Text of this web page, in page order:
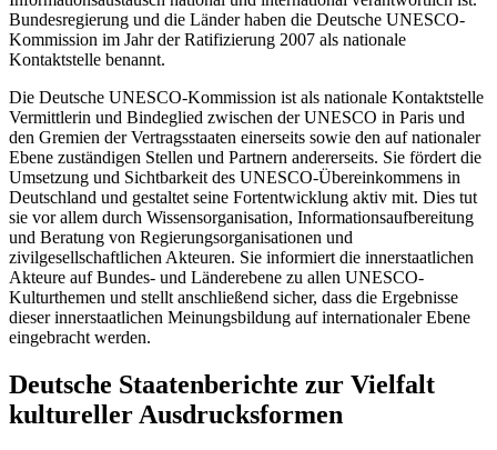
Bundesregierung und die Länder haben die Deutsche UNESCO-
Kommission im Jahr der Ratifizierung 2007 als nationale
Kontaktstelle benannt.
Die Deutsche UNESCO-Kommission ist als nationale Kontaktstelle
Vermittlerin und Bindeglied zwischen der UNESCO in Paris und
den Gremien der Vertragsstaaten einerseits sowie den auf nationaler
Ebene zuständigen Stellen und Partnern andererseits. Sie fördert die
Umsetzung und Sichtbarkeit des UNESCO-Übereinkommens in
Deutschland und gestaltet seine Fortentwicklung aktiv mit. Dies tut
sie vor allem durch Wissensorganisation, Informationsaufbereitung
und Beratung von Regierungsorganisationen und
zivilgesellschaftlichen Akteuren. Sie informiert die innerstaatlichen
Akteure auf Bundes- und Länderebene zu allen UNESCO-
Kulturthemen und stellt anschließend sicher, dass die Ergebnisse
dieser innerstaatlichen Meinungsbildung auf internationaler Ebene
eingebracht werden.
Deutsche Staatenberichte zur Vielfalt
kultureller Ausdrucksformen